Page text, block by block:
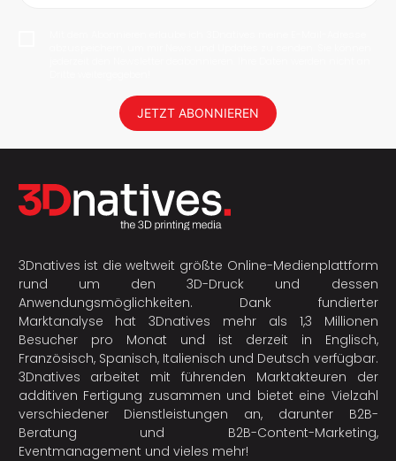
JETZT ABONNIEREN
3Dnatives ist die weltweit größte Online-Medienplattform
rund um den 3D-Druck und dessen
Anwendungsmöglichkeiten. Dank fundierter
Marktanalyse hat 3Dnatives mehr als 1,3 Millionen
Besucher pro Monat und ist derzeit in Englisch,
Französisch, Spanisch, Italienisch und Deutsch verfügbar.
3Dnatives arbeitet mit führenden Marktakteuren der
additiven Fertigung zusammen und bietet eine Vielzahl
verschiedener Dienstleistungen an, darunter B2B-
Beratung und B2B-Content-Marketing,
Eventmanagement und vieles mehr!